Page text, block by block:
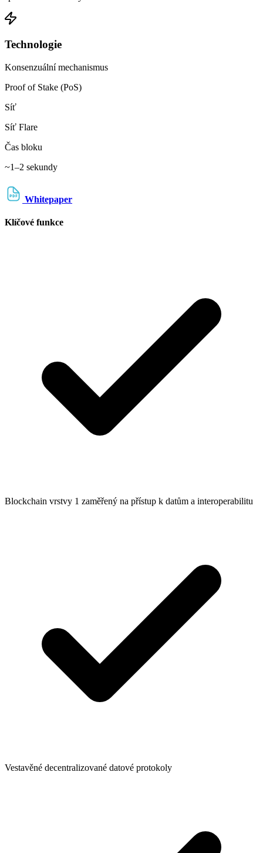
Technologie
Konsenzuální mechanismus
Proof of Stake (PoS)
Síť
Síť Flare
Čas bloku
~1–2 sekundy
Whitepaper
Klíčové funkce
Blockchain vrstvy 1 zaměřený na přístup k datům a interoperabilitu
Vestavěné decentralizované datové protokoly